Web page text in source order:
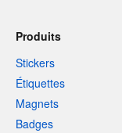
Produits
Stickers
Étiquettes
Magnets
Badges